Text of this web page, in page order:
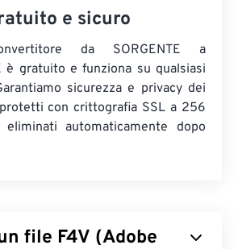
e sicuro
da SORGENTE a
è gratuito e funziona su qualsiasi
sicurezza e privacy dei
con crittografia SSL a 256
automaticamente dopo
file F4V (Adobe